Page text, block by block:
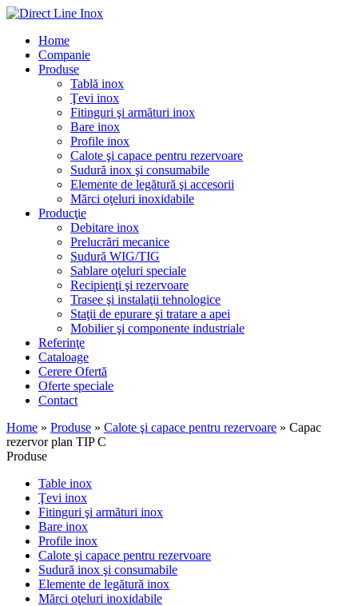
Home
Companie
Produse
Tablă inox
Ţevi inox
Fitinguri şi armături inox
Bare inox
Profile inox
Calote şi capace pentru rezervoare
Sudură inox şi consumabile
Elemente de legătură şi accesorii
Mărci oţeluri inoxidabile
Producţie
Debitare inox
Prelucrări mecanice
Sudură WIG/TIG
Sablare oţeluri speciale
Recipienţi şi rezervoare
Trasee şi instalaţii tehnologice
Staţii de epurare şi tratare a apei
Mobilier şi componente industriale
Referinţe
Cataloage
Cerere Ofertă
Oferte speciale
Contact
Home » Produse » Calote şi capace pentru rezervoare » Capac
rezervor plan TIP C
Produse
Table inox
Ţevi inox
Fitinguri şi armături inox
Bare inox
Profile inox
Calote şi capace pentru rezervoare
Sudură inox şi consumabile
Elemente de legătură inox
Mărci oţeluri inoxidabile